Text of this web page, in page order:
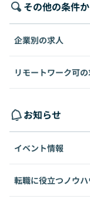
その他の条件
企業別の求人
リモートワーク可
お知らせ
イベント情報
転職に役立つノウハ